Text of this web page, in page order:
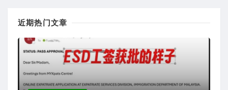
近期热门文章